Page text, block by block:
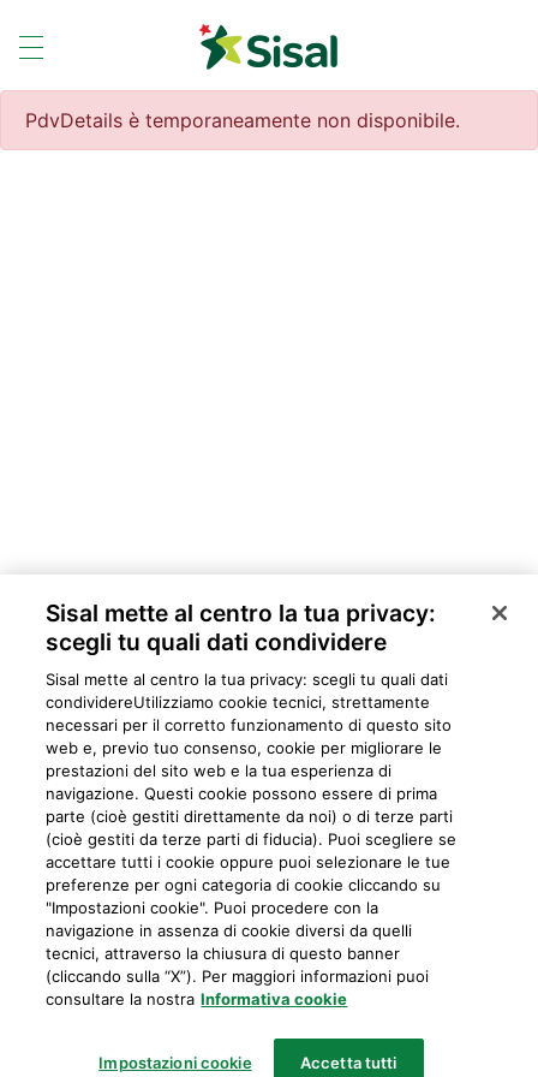
PdvDetails è temporaneamente non disponibile.
Privacy Cookie Mappa del sito Preferiti Iniziative
Programma
fedeltà
IL GIOCO È VIETATO AI MINORI E PUÒ CAUSARE DIPENDENZE PATOLOGICHE
Sisal mette al centro la tua privacy:
scegli tu quali dati condividere
Sisal mette al centro la tua privacy: scegli tu quali dati
condividere​Utilizziamo cookie tecnici, strettamente
necessari per il corretto funzionamento di questo sito
web e, previo tuo consenso, cookie per migliorare le
prestazioni del sito web e la tua esperienza di
navigazione. Questi cookie possono essere di prima
parte (cioè gestiti direttamente da noi) o di terze parti
(cioè gestiti da terze parti di fiducia). Puoi scegliere se
accettare tutti i cookie oppure puoi selezionare le tue
preferenze per ogni categoria di cookie cliccando su
"Impostazioni cookie". Puoi procedere con la
navigazione in assenza di cookie diversi da quelli
tecnici, attraverso la chiusura di questo banner
(cliccando sulla “X”). Per maggiori informazioni puoi
consultare la nostra Informativa cookie
Impostazioni cookie Accetta tutti